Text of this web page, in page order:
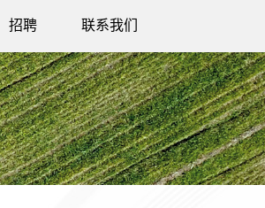
招聘
聘信息
工成长
联系我们